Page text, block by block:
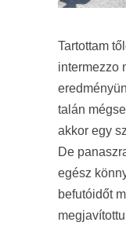
Tartottam
intermezzo
talán
akkor egy
De
egész
befutóidőt